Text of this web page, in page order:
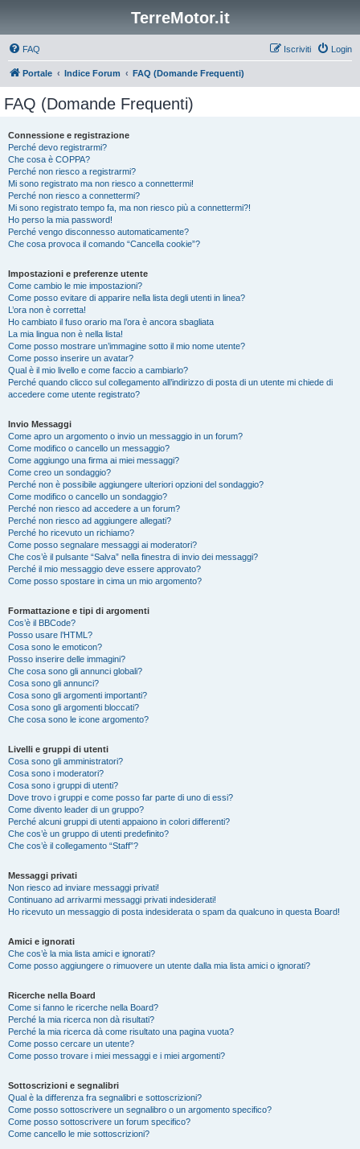
TerreMotor.it
FAQ Login
Iscriviti
Portale Indice Forum FAQ (Domande Frequenti)
FAQ (Domande Frequenti)
Connessione e registrazione
Perché devo registrarmi?
Che cosa è COPPA?
Perché non riesco a registrarmi?
Mi sono registrato ma non riesco a connettermi!
Perché non riesco a connettermi?
Mi sono registrato tempo fa, ma non riesco più a connettermi?!
Ho perso la mia password!
Perché vengo disconnesso automaticamente?
Che cosa provoca il comando “Cancella cookie”?
Impostazioni e preferenze utente
Come cambio le mie impostazioni?
Come posso evitare di apparire nella lista degli utenti in linea?
L’ora non è corretta!
Ho cambiato il fuso orario ma l’ora è ancora sbagliata
La mia lingua non è nella lista!
Come posso mostrare un’immagine sotto il mio nome utente?
Come posso inserire un avatar?
Qual è il mio livello e come faccio a cambiarlo?
Perché quando clicco sul collegamento all’indirizzo di posta di un utente mi chiede di
accedere come utente registrato?
Invio Messaggi
Come apro un argomento o invio un messaggio in un forum?
Come modifico o cancello un messaggio?
Come aggiungo una firma ai miei messaggi?
Come creo un sondaggio?
Perché non è possibile aggiungere ulteriori opzioni del sondaggio?
Come modifico o cancello un sondaggio?
Perché non riesco ad accedere a un forum?
Perché non riesco ad aggiungere allegati?
Perché ho ricevuto un richiamo?
Come posso segnalare messaggi ai moderatori?
Che cos’è il pulsante “Salva” nella finestra di invio dei messaggi?
Perché il mio messaggio deve essere approvato?
Come posso spostare in cima un mio argomento?
Formattazione e tipi di argomenti
Cos’è il BBCode?
Posso usare l’HTML?
Cosa sono le emoticon?
Posso inserire delle immagini?
Che cosa sono gli annunci globali?
Cosa sono gli annunci?
Cosa sono gli argomenti importanti?
Cosa sono gli argomenti bloccati?
Che cosa sono le icone argomento?
Livelli e gruppi di utenti
Cosa sono gli amministratori?
Cosa sono i moderatori?
Cosa sono i gruppi di utenti?
Dove trovo i gruppi e come posso far parte di uno di essi?
Come divento leader di un gruppo?
Perché alcuni gruppi di utenti appaiono in colori differenti?
Che cos’è un gruppo di utenti predefinito?
Che cos’è il collegamento “Staff”?
Messaggi privati
Non riesco ad inviare messaggi privati!
Continuano ad arrivarmi messaggi privati indesiderati!
Ho ricevuto un messaggio di posta indesiderata o spam da qualcuno in questa Board!
Amici e ignorati
Che cos’è la mia lista amici e ignorati?
Come posso aggiungere o rimuovere un utente dalla mia lista amici o ignorati?
Ricerche nella Board
Come si fanno le ricerche nella Board?
Perché la mia ricerca non dà risultati?
Perché la mia ricerca dà come risultato una pagina vuota?
Come posso cercare un utente?
Come posso trovare i miei messaggi e i miei argomenti?
Sottoscrizioni e segnalibri
Qual è la differenza fra segnalibri e sottoscrizioni?
Come posso sottoscrivere un segnalibro o un argomento specifico?
Come posso sottoscrivere un forum specifico?
Come cancello le mie sottoscrizioni?